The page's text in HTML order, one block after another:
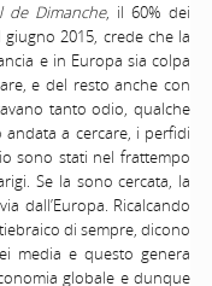
de Dimanche, il 60% dei
2015, crede che la
e in Europa sia colpa
e del resto anche con
tanto odio, qualche
a cercare, i perfidi
sono stati nel frattempo
Se la sono cercata, la
dall’Europa. Ricalcando
di sempre, dicono
media e questo genera
globale e dunque